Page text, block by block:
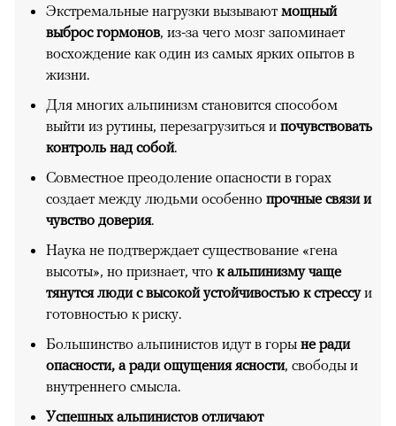
Экстремальные нагрузки вызывают мощный
выброс гормонов, из-за чего мозг запоминает
восхождение как один из самых ярких опытов в
жизни.
Для многих альпинизм становится способом
выйти из рутины, перезагрузиться и почувствовать
контроль над собой.
Совместное преодоление опасности в горах
создает между людьми особенно прочные связи и
чувство доверия.
Наука не подтверждает существование «гена
высоты», но признает, что к альпинизму чаще
тянутся люди с высокой устойчивостью к стрессуи
готовностью к риску.
Большинство альпинистов идут в горы не ради
опасности, а ради ощущения ясности, свободы и
внутреннего смысла.
Успешных альпинистов отличают